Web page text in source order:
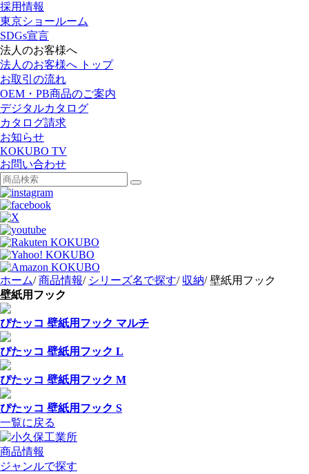
採用情報
東京ショールーム
SDGs宣言
法人のお客様へ
法人のお客様へ トップ
お取引の流れ
OEM・PB商品のご案内
デジタルカタログ
カタログ請求
お知らせ
KOKUBO TV
お問い合わせ
ホーム/ 商品情報/ シリーズ名で探す/ 収納/ 壁紙用フック
壁紙用フック
ぴたッコ 壁紙用フック マルチ
ぴたッコ 壁紙用フック L
ぴたッコ 壁紙用フック M
ぴたッコ 壁紙用フック S
一覧に戻る
商品情報
ジャンルで探す